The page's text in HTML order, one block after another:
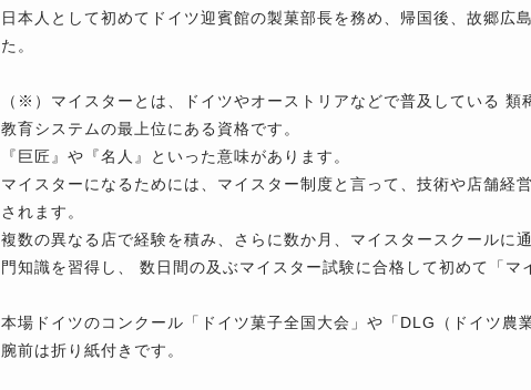
日本人として初めてドイツ迎賓館の製菓部長を務め、帰国後、故郷広
た。
（※）マイスターとは、ドイツやオーストリアなどで普及している
教育システムの最上位にある資格です。
『巨匠』や『名人』といった意味があります。
マイスターになるためには、マイスター制度と言って、技術や店舗経
されます。
複数の異なる店で経験を積み、さらに数か月、マイスタースクールに
門知識を習得し、 数日間の及ぶマイスター試験に合格して初めて「マ
本場ドイツのコンクール「ドイツ菓子全国大会」や「DLG（ドイツ農
腕前は折り紙付きです。